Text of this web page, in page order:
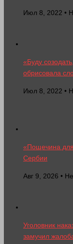
Июл 8, 2022 •
«Буду
обрисовала
Июл 8, 2022 •
«Пощечина для
Сербии
Авг 9, 2026 •
Уголовник
замучил